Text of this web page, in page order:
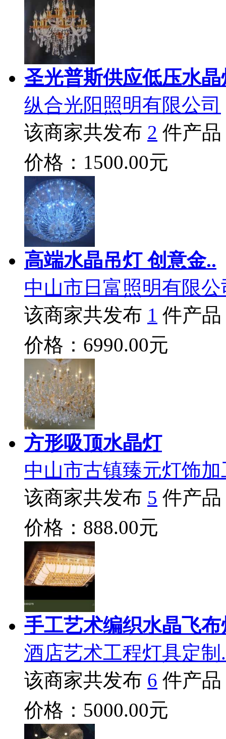
圣光普斯供应低压水晶
纵合光阳照明有限公司
该商家共发布 2 件产品
价格：1500.00元
高端水晶吊灯 创意金..
中山市日富照明有限公
该商家共发布 1 件产品
价格：6990.00元
方形吸顶水晶灯
中山市古镇臻元灯饰加
该商家共发布 5 件产品
价格：888.00元
手工艺术编织水晶飞布
酒店艺术工程灯具定制
该商家共发布 6 件产品
价格：5000.00元